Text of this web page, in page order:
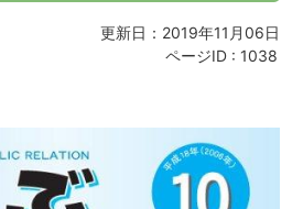
更新日：2019年11月06日
ページID : 1038